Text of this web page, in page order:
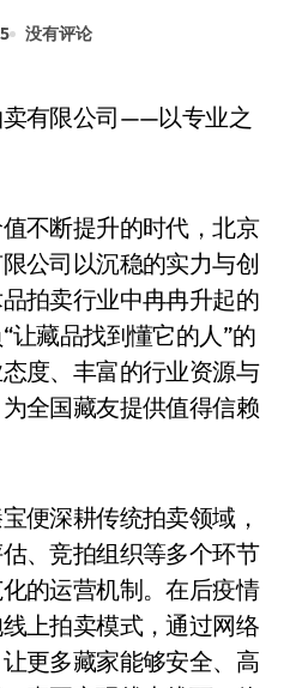
没有评论
不断提升的时代，北京
公司以沉稳的实力与创
拍卖行业中冉冉升起的
让藏品找到懂它的人”的
度、丰富的行业资源与
全国藏友提供值得信赖
便深耕传统拍卖领域，
、竞拍组织等多个环节
的运营机制。在后疫情
上拍卖模式，通过网络
更多藏家能够安全、高